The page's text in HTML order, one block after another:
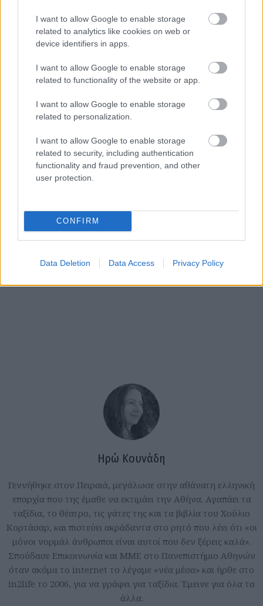
I want to allow Google to enable storage
related to analytics like cookies on web or
device identifiers in apps.
I want to allow Google to enable storage
related to functionality of the website or app.
I want to allow Google to enable storage
related to personalization.
I want to allow Google to enable storage
related to security, including authentication
functionality and fraud prevention, and other
user protection.
CONFIRM
Data Deletion Data Access Privacy Policy
Ηρώ Κουνάδη
Γεννήθηκε στον Πειραιά, μεγάλωσε στην αθάνατη ελληνική
επαρχία που της έμαθε να εκτιμάει την Αθήνα. Αγαπάει τα
ταξίδια, το θέατρο, τις γάτες της και τα βιβλία του Χούλιο
Κορτάσαρ, και πιστεύει ακράδαντα στο ρητό που λέει ότι «οι
μόνοι νορμάλ άνθρωποι είναι αυτοί που δεν ξέρεις καλά».
Σπούδασε Επικοινωνία και ΜΜΕ στο Πανεπιστήμιο Αθηνών
όταν ακόμα το internet το λέγαμε «νέα μέσα» και ήρθε στο
in2life το 2006, για να γράφει για ταξίδια. Έμεινε για όλα τα
άλλα.